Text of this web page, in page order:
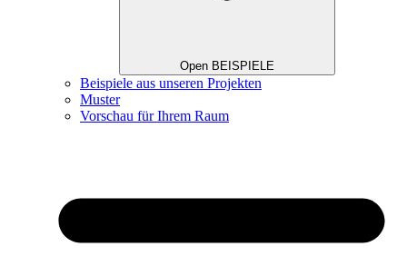
Open BEISPIELE
Beispiele aus unseren Projekten
Muster
Vorschau für Ihrem Raum